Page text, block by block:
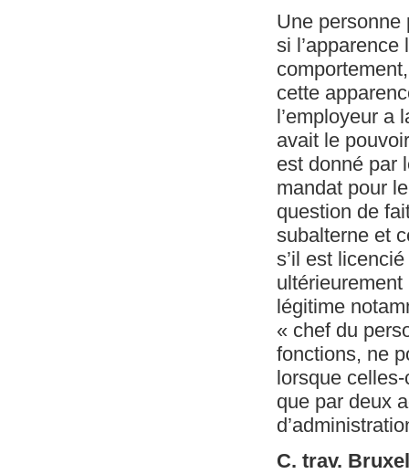
Une personne
si
cette
l’employeur a
avait le
est donné par
mandat pour
question de
subalterne et
s’il est
légitime
« chef du
fonctions, ne
lorsque
que par deux
C. trav.